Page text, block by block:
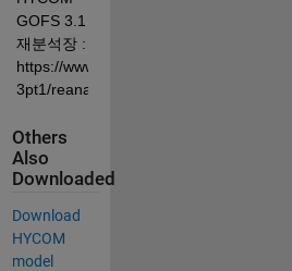
GOFS 3.1
재분석장 :
https://www.hycom.org/dataserver/gofs-
3pt1/reanalysis
Others
Also
Downloaded
Download
HYCOM
model